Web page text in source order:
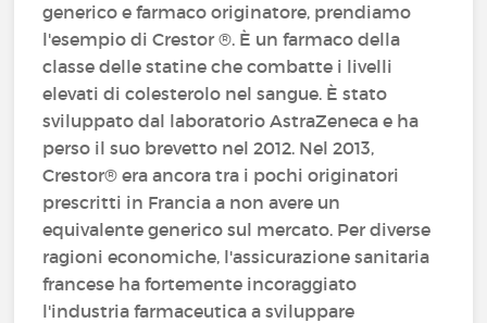
generico e farmaco originatore, prendiamo
l'esempio di Crestor ®. È un farmaco della
classe delle statine che combatte i livelli
elevati di colesterolo nel sangue. È stato
sviluppato dal laboratorio AstraZeneca e ha
perso il suo brevetto nel 2012. Nel 2013,
Crestor® era ancora tra i pochi originatori
prescritti in Francia a non avere un
equivalente generico sul mercato. Per diverse
ragioni economiche, l'assicurazione sanitaria
francese ha fortemente incoraggiato
l'industria farmaceutica a sviluppare